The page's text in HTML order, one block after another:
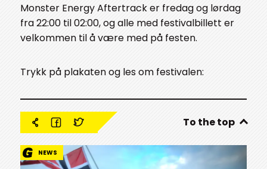
Monster Energy Aftertrack er fredag og lørdag
fra 22:00 til 02:00, og alle med festivalbillett er
velkommen til å være med på festen.
Trykk på plakaten og les om festivalen:
To the top
NEWS